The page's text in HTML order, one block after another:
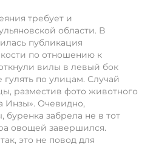
требует и
области. В
публикация
по отношению к
вилы в левый бок
по улицам. Случай
разместив фото животного
Инзы». Очевидно,
буренка забрела не в тот
овощей завершился.
это не повод для